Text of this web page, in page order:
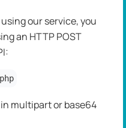
our service, you
an HTTP POST
multipart or base64